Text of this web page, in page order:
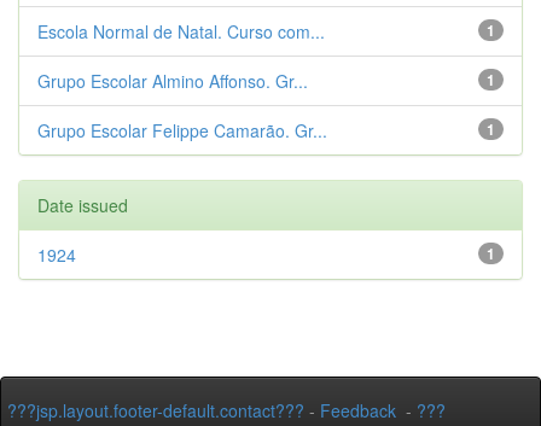
1
Escola Normal de Natal. Curso com...
1
Grupo Escolar Almino Affonso. Gr...
1
Grupo Escolar Felippe Camarão. Gr...
Date issued
1
1924
???jsp.layout.footer-default.contact??? - Feedback - ???